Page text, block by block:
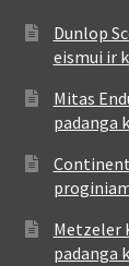
Dunlop
eismui ir
Mitas
padanga
Metzeler
padanga